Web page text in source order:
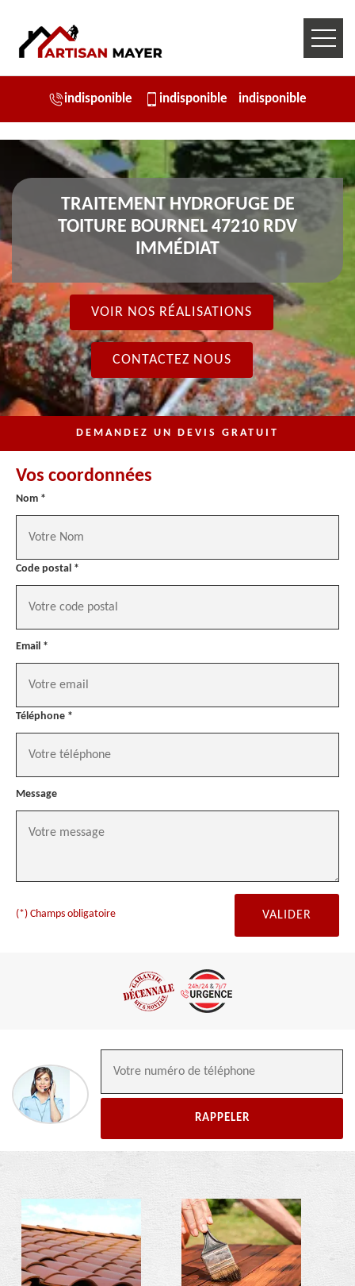
indisponible indisponible indisponible
TRAITEMENT HYDROFUGE DE
TOITURE BOURNEL 47210 RDV
IMMÉDIAT
VOIR NOS RÉALISATIONS
CONTACTEZ NOUS
DEMANDEZ UN DEVIS GRATUIT
Vos coordonnées
Nom *
Code postal *
Email *
Téléphone *
Message
(*) Champs obligatoire